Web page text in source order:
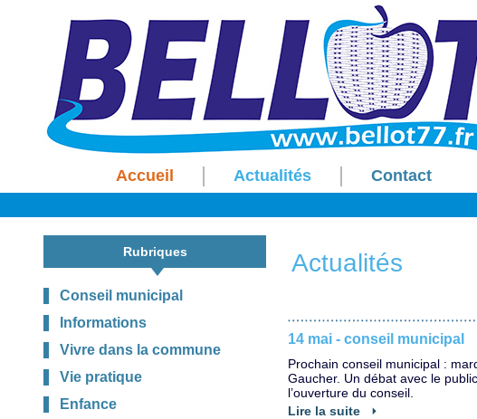
Accueil Actualités Contact
Rubriques
Conseil municipal
Informations
Vivre dans la commune
Vie pratique
Enfance
Actualités
14 mai - conseil municipal
Prochain conseil municipal :
Gaucher. Un débat avec le
l’ouverture du conseil.
Lire la suite